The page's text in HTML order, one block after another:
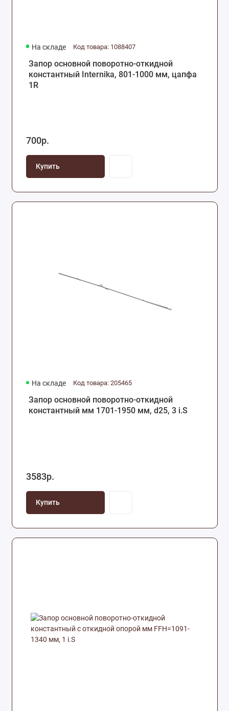
На складе Код товара: 1088407
Запор основной поворотно-откидной
константный Internika, 801-1000 мм, цапфа
1R
700р.
Купить
На складе Код товара: 205465
Запор основной поворотно-откидной
константный мм 1701-1950 мм, d25, 3 i.S
3583р.
Купить